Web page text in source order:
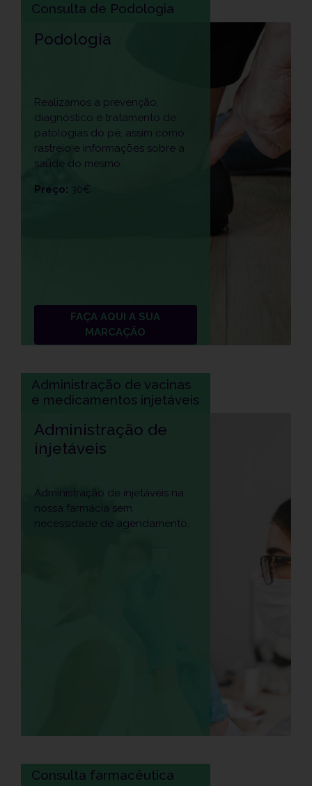
Consulta de Podologia
Podologia
Realizamos a prevenção,
diagnóstico e tratamento de
patologias do pé, assim como
rastreio e informações sobre a
saúde do mesmo.
Preço: 30€
FAÇA AQUI A SUA
MARCAÇÃO
Administração de vacinas
e medicamentos injetáveis
Administração de
injetáveis
Administração de injetáveis na
nossa farmácia sem
necessidade de agendamento.
Consulta farmacêutica